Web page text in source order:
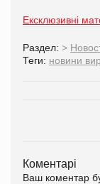
Ексклюзивні
Раздел: >
Теги: новини
Коментарі
Ваш коментар